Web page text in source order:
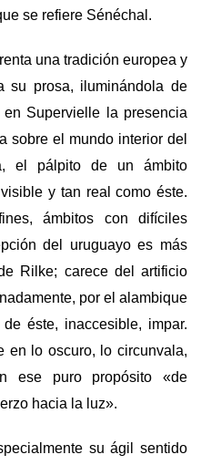
se refiere Sénéchal.
una tradición europea y
su prosa, iluminándola de
Supervielle la presencia
sobre el mundo interior del
el pálpito de un ámbito
y tan real como éste.
ámbitos con difíciles
del uruguayo es más
Rilke; carece del artificio
por el alambique
éste, inaccesible, impar.
en lo oscuro, lo circunvala,
ese puro propósito «de
hacia la luz».
su ágil sentido